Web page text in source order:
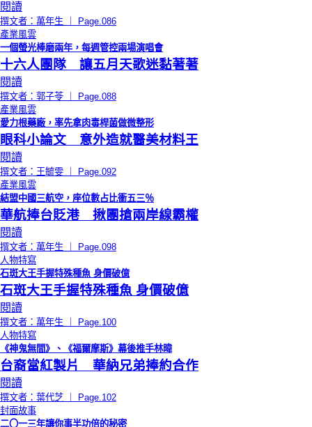
閱讀
撰文者：萬年生 ｜ Page.086
產業風雲
一個螢光棒磨兩年，每週管控兩場演唱會
十六人團隊 讓五月天歌迷黏著著
閱讀
撰文者：郭子苓 ｜ Page.088
產業風雲
愛力根藥廠，率先拿肉毒桿菌做微整形
眼科小論文 意外造就醫美材料王
閱讀
撰文者：王毓雯 ｜ Page.092
產業風雲
結盟中國三航空，座位數占比衝五三％
華航捧台貶港 揪團搶兩岸線霸權
閱讀
撰文者：萬年生 ｜ Page.098
人物特寫
石斑大王手握特殊種魚 身價破億
石斑大王手握特殊種魚 身價破億
閱讀
撰文者：萬年生 ｜ Page.100
人物特寫
《神鬼無間》、《福爾摩斯》幕後推手林暐
台裔當紅製片 華納兄弟捧約合作
閱讀
撰文者：葉代芝 ｜ Page.102
封面故事
二〇一三年讓你事半功倍的秘密